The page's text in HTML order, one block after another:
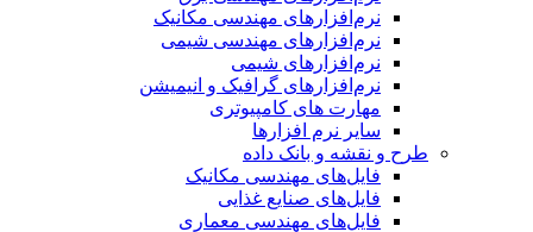
نرم‌افزارهای مهندسی مکانیک
نرم‌افزارهای مهندسی شیمی
نرم‌افزارهای شیمی
نرم‌افزارهای گرافیک و انیمیشن
مهارت های کامپیوتری
سایر نرم افزارها
طرح و نقشه و بانک داده
فایل‌های مهندسی مکانیک
فایل‌های صنایع غذایی
فایل‌های مهندسی معماری